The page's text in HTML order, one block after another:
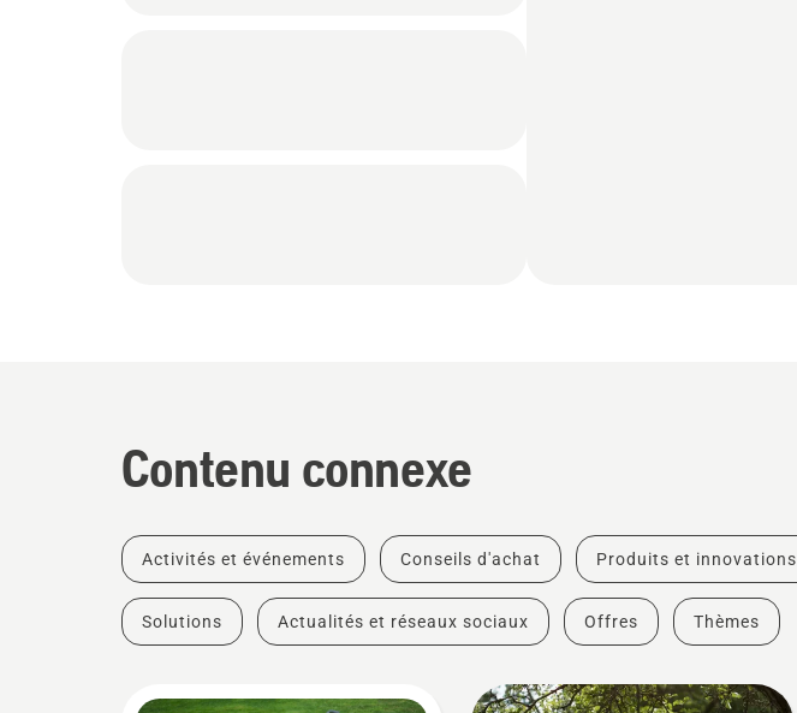
Contenu connexe
Activités et événements Conseils d'achat Produits et innovations
Solutions Actualités et réseaux sociaux Offres Thèmes